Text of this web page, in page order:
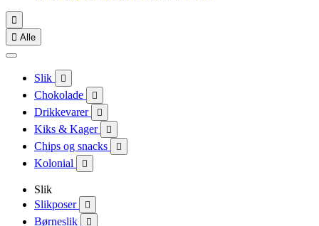

 Alle
Slik 
Chokolade 
Drikkevarer 
Kiks & Kager 
Chips og snacks 
Kolonial 
Slik
Slikposer

Børneslik 